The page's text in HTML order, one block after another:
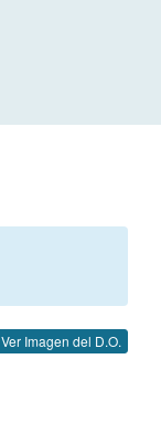
Ver Imagen del D.O.